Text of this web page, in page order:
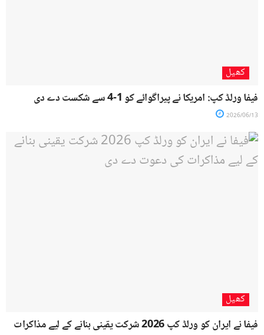
کھیل
فیفا ورلڈ کپ: امریکا نے پیراگوائے کو 1-4 سے شکست دے دی
2026/06/13
کھیل
فیفا نے ایران کو ورلڈ کپ 2026 شرکت یقینی بنانے کے لیے مذاکرات